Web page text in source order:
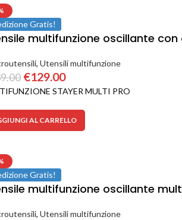
Gratis!
multifunzione oscillante
, Utensili multifunzione
€129.00
STAYER MULTI PRO
AL CARRELLO
Gratis!
multifunzione oscillante
, Utensili multifunzione